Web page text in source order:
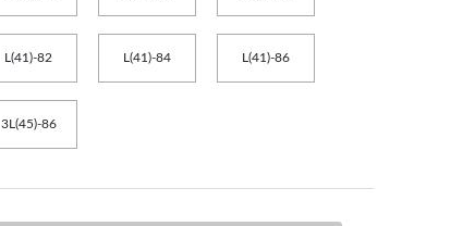
L(41)-82 L(41)-84 L(41)-86
3L(45)-86